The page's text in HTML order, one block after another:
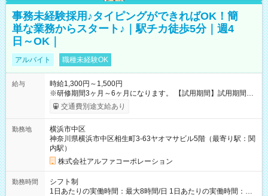
事務未経験採用♪タイピングができればOK！簡
単な業務からスタート♪｜駅チカ徒歩5分｜週4
日～OK｜
アルバイト 職種未経験OK
給与
時給1,300円～1,500円
※研修期間3ヶ月～6ヶ月になります。 【試用期間】試用期間あ
り 試用期間の長さ：1ヶ月 雇用形態、給与は本採用時と同じで
す。
交通費別途支給あり
勤務地
横浜市中区
神奈川県横浜市中区相生町3-63ヤオマサビル5階（最寄り駅：関
内駅）
株式会社アルファコーポレーション
勤務時間
シフト制
1日あたりの実働時間：最大8時間/日 1日あたりの実働時間：